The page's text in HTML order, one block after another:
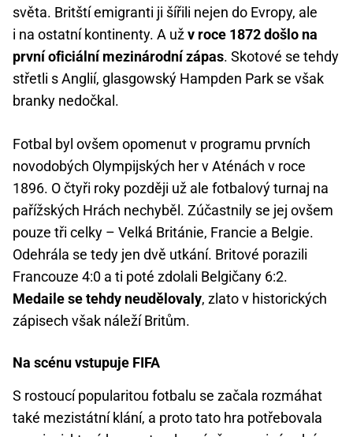
světa. Britští emigranti ji šířili nejen do Evropy, ale
i na ostatní kontinenty. A užv roce 1872 došlo na
první oficiální mezinárodní zápas. Skotové se tehdy
střetli s Anglií, glasgowský Hampden Park se však
branky nedočkal.
Fotbal byl ovšem opomenut v programu prvních
novodobých Olympijských her v Aténách v roce
1896. O čtyři roky později už ale fotbalový turnaj na
pařížských Hrách nechyběl. Zúčastnily se jej ovšem
pouze tři celky – Velká Británie, Francie a Belgie.
Odehrála se tedy jen dvě utkání. Britové porazili
Francouze 4:0 a ti poté zdolali Belgičany 6:2.
Medaile se tehdy neudělovaly, zlato v historických
zápisech však náleží Britům.
Na scénu vstupuje FIFA
S rostoucí popularitou fotbalu se začala rozmáhat
také mezistátní klání, a proto tato hra potřebovala